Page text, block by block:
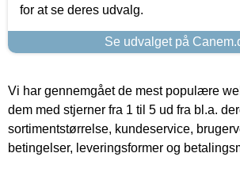
for at se deres udvalg.
Se udvalget på
Vi har gennemgået de mest populære
dem med stjerner fra 1 til 5 ud fra bl.a.
sortimentstørrelse, kundeservice,
betingelser, leveringsformer og